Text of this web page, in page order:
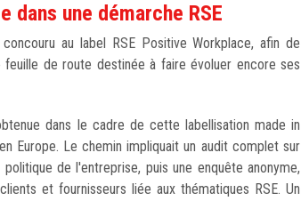
dans une démarche RSE
au label RSE Positive Workplace, afin de
de route destinée à faire évoluer encore ses
dans le cadre de cette labellisation made in
Europe. Le chemin impliquait un audit complet sur
de l'entreprise, puis une enquête anonyme,
et fournisseurs liée aux thématiques RSE. Un